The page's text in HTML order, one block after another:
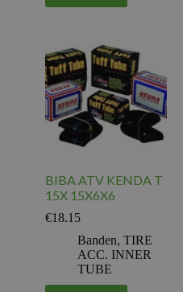
BIBA ATV KENDA T
15X 15X6X6
€18.15
Banden, TIRE
ACC. INNER
TUBE